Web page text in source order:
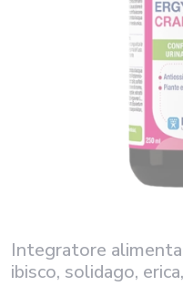
Integratore
ibisco, solidago,